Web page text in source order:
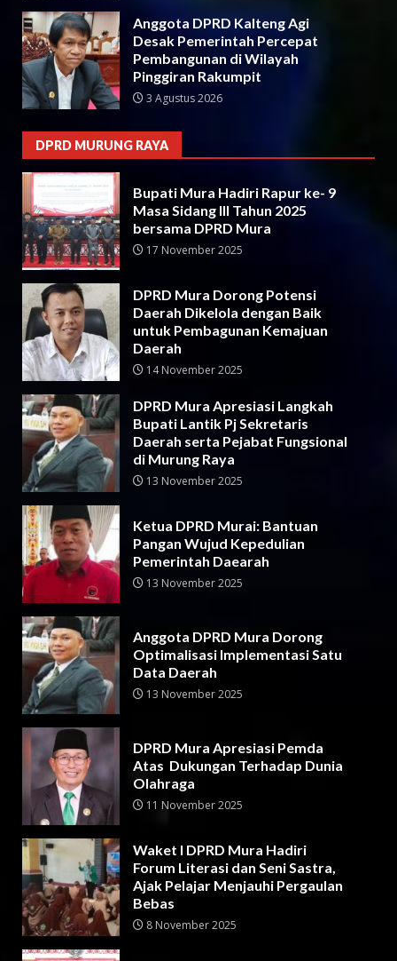
Anggota DPRD Kalteng Agi
Desak Pemerintah Percepat
Pembangunan di Wilayah
Pinggiran Rakumpit
3 Agustus 2026
DPRD MURUNG RAYA
Bupati Mura Hadiri Rapur ke- 9
Masa Sidang III Tahun 2025
bersama DPRD Mura
17 November 2025
DPRD Mura Dorong Potensi
Daerah Dikelola dengan Baik
untuk Pembagunan Kemajuan
Daerah
14 November 2025
DPRD Mura Apresiasi Langkah
Bupati Lantik Pj Sekretaris
Daerah serta Pejabat Fungsional
di Murung Raya
13 November 2025
Ketua DPRD Murai: Bantuan
Pangan Wujud Kepedulian
Pemerintah Daearah
13 November 2025
Anggota DPRD Mura Dorong
Optimalisasi Implementasi Satu
Data Daerah
13 November 2025
DPRD Mura Apresiasi Pemda
Atas Dukungan Terhadap Dunia
Olahraga
11 November 2025
Waket I DPRD Mura Hadiri
Forum Literasi dan Seni Sastra,
Ajak Pelajar Menjauhi Pergaulan
Bebas
8 November 2025